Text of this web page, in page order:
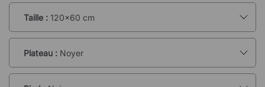
Taille : 120x60 cm
Plateau : Noyer